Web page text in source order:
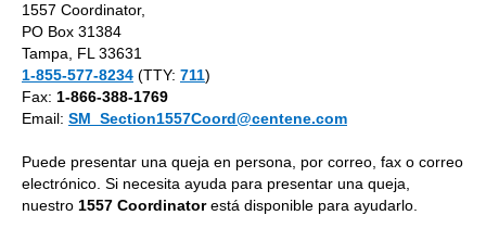
1557 Coordinator,
PO Box 31384
Tampa, FL 33631
1-855-577-8234 (TTY: 711)
Fax: 1-866-388-1769
Email: SM_Section1557Coord@centene.com
Puede presentar una queja en persona, por correo, fax o correo
electrónico. Si necesita ayuda para presentar una queja,
nuestro 1557 Coordinatorestá disponible para ayudarlo.